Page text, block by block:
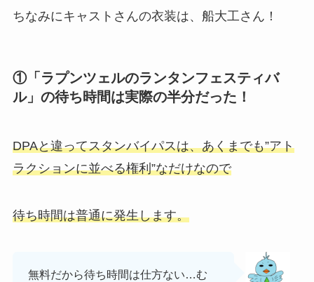
ちなみにキャストさんの衣装は、船大工さん！
①「ラプンツェルのランタンフェスティバ
ル」の待ち時間は実際の半分だった！
DPAと違ってスタンバイパスは、あくまでも”アト
ラクションに並べる権利”なだけなので
待ち時間は普通に発生します。
無料だから待ち時間は仕方ない…む